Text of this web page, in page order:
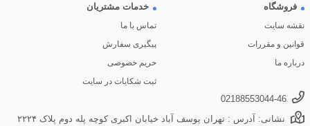
فروشگاه
نقشه سایت
قوانین و مقررات
درباره ما
خدمات مشتریان
تماس با ما
پیگیری سفارش
حریم خصوصی
ثبت شکایات در سایت
02188553044-46
نشانی: آدرس : تهران یوسف آباد خیابان اکبری کوچه پله دوم پلاک ۲۲۲۴